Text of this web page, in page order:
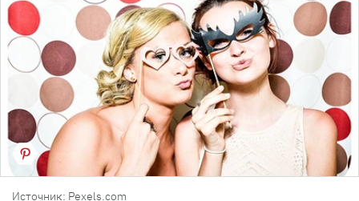
Источник: Pexels.com